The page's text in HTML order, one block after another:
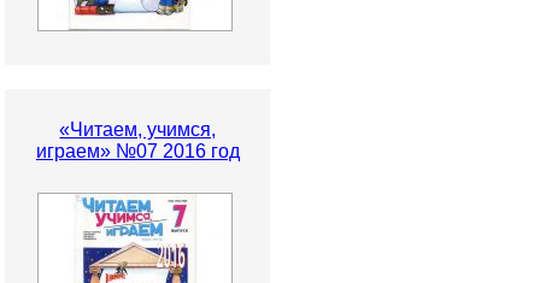
«Читаем, учимся,
играем» №07 2016 год